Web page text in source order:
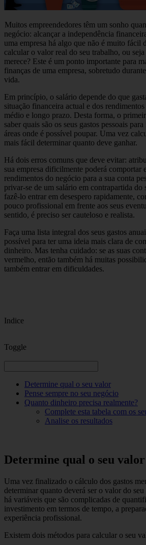
Muitos empreendedores têm um sonho
negócio: alcançar a independência
uma empresa há algo que não é muito fácil
calcular o valor real do seu trabalho, ou
merece? Este é um ponto importante para
finanças de uma empresa, sobretudo
vida.
Em princípio, o salário depende do que
situação financeira actual e dos
médio e longo prazo. Desta forma, o
saber quais são os seus gastos pessoais
áreas onde é possível poupar. Uma vez
mais fácil determinar quanto deve ganhar.
Há dois erros comuns que deve evitar:
sua empresa dificilmente poderá comportar
rendimentos do negócio para a sua conta
privar-se de um salário em contrapartida do
fazê-lo entrar em desespero rapidamente,
pouco profissional em frente aos seus
sentido, é preciso ser cauteloso e realista.
Faça uma lista integral dos seus gastos
possível para ter uma ideia mais clara de
dinheiro. Mas tenha cuidado: se as suas
vermelho, então também há muitas
também entrar em dificuldades.
Indice
Toggle
Determine qual o seu valor
Pense sempre no seu negócio
Quanto dinheiro precisa realmente?
Complete esta tabela com os
Analise os resultados
Determine qual o seu valor
Uma vez finalizado o cálculo dos gastos
determinar quanto deverá ser o valor do
há variáveis que são complicadas de
investimento em termos de tempo, a
experiência profissional.
Existem dois métodos para calcular o seu